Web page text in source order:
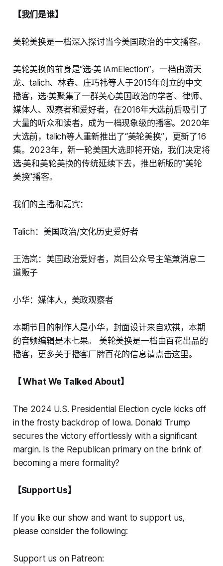
【我们是谁】
美轮美换是一档深入探讨当今美国政治的中文播客。
美轮美换的前身是“选·美 iAmElection”，一档由游天
龙、talich、林垚、庄巧祎等人于2015年创立的中文
播客，选·美聚集了一群关心美国政治的学者、律师、
媒体人、观察者和爱好者，在2016年大选前后吸引了
大量的听众和读者，成为一档现象级的播客。2020年
大选前，talich等人重新推出了“美轮美换”，更新了16
集。2023年，新一轮美国大选即将开始，我们决定将
选·美和美轮美换的传统延续下去，推出新版的“美轮
美换”播客。
我们的主播和嘉宾：
Talich：美国政治/文化历史爱好者
王浩岚：美国政治爱好者，岚目公众号主笔兼消息二
道贩子
小华：媒体人，美政观察者
本期节目的制作人是小华，封面设计来自欢祺，本期
的音频编辑是木七果。 美轮美换是一档由百花出品的
播客，更多关于播客厂牌百花的信息请点击这里。
【 What We Talked About】
The 2024 U.S. Presidential Election cycle kicks off
in the frosty backdrop of Iowa. Donald Trump
secures the victory effortlessly with a significant
margin. Is the Republican primary on the brink of
becoming a mere formality?
【Support Us】
If you like our show and want to support us,
please consider the following:
Support us on Patreon: